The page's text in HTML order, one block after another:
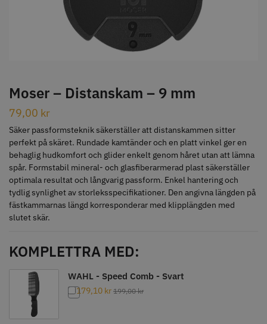
Moser – Distanskam – 9 mm
79,00 kr
Säker passformsteknik säkerställer att distanskammen sitter
perfekt på skäret. Rundade kamtänder och en platt vinkel ger en
behaglig hudkomfort och glider enkelt genom håret utan att lämna
spår. Formstabil mineral- och glasfiberarmerad plast säkerställer
optimala resultat och långvarig passform. Enkel hantering och
tydlig synlighet av storleksspecifikationer. Den angivna längden på
fästkammarnas längd korresponderar med klipplängden med
slutet skär.
KOMPLETTRA MED:
WAHL - Speed Comb - Svart
179,10 kr 199,00kr
Jaguar Klippkam 500
49.00 kr
Info Köp
1499.00 kr
Info Köp
Comair toppapper vikta - 70 mm